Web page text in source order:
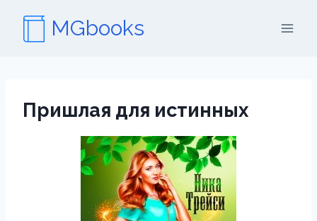
содержимому
MGbooks
Пришлая для истинных